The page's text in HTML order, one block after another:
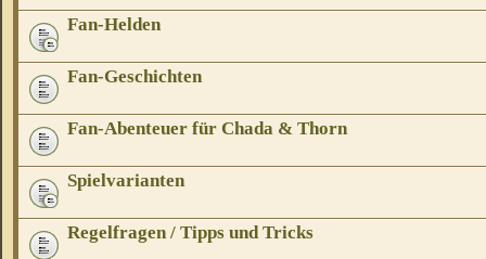
Fan-Helden
Fan-Geschichten
Fan-Abenteuer für Chada & Thorn
Spielvarianten
Regelfragen / Tipps und Tricks